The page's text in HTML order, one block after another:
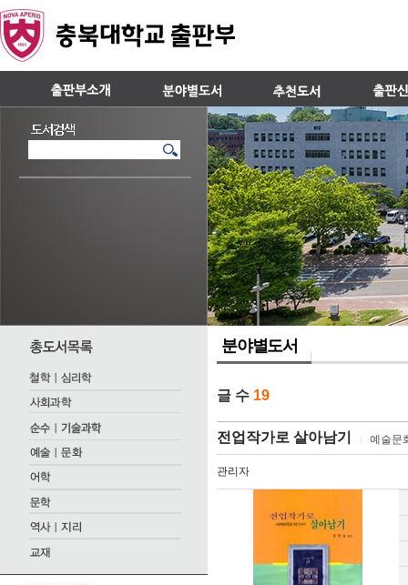
분야별도서
글 수 19
전업작가로 살아남기 예술문
관리자